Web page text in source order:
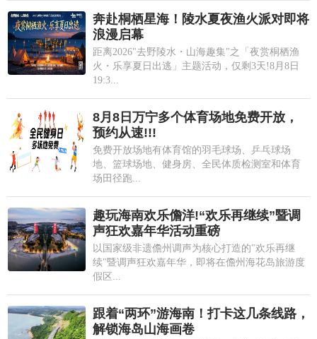
奔赴桐栖星海！陵水夏夜渔火派对即将
浪漫启幕
距离2026"去野陵水・山海趣集"之「夜赏桐栖渔
火・乐享夏日出逃」主题活动，仅剩3天!8月8日
19:3...
8月8日万宁多个体育场地免费开放，
预约从速!!!
免费开放场地有体育馆的羽毛球场、乒乓球场
地、篮球场地、健身房、全民体质检测室和体育
场田径跑...
趣玩海南欢乐儋洋!“欢乐再继续”暨调
声狂欢嘉年华活动重磅
以国家级非遗儋州调声为核心打造的"欢乐再继
续"暨调声狂欢嘉年华，即将在儋州海花岛旅游度
假区...
跟着“两环”游海南！打卡这几条线路，
解锁海岛山海画卷